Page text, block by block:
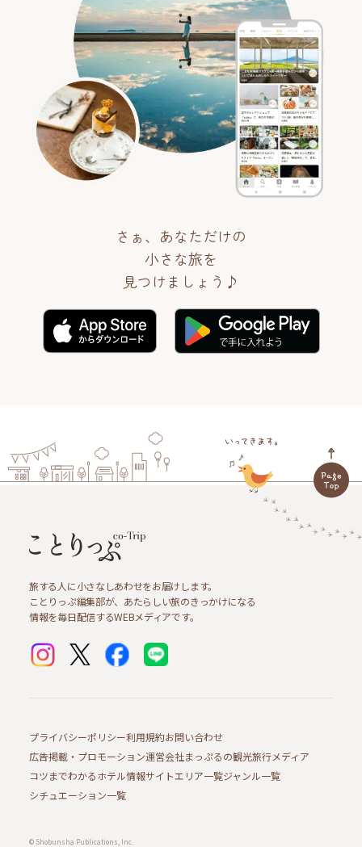
さぁ、あなただけの
小さな旅を
見つけましょう♪
旅する人に小さなしあわせをお届けします。
ことりっぷ編集部が、あたらしい旅のきっかけになる
情報を毎日配信するWEBメディアです。
プライバシーポリシー利用規約お問い合わせ
広告掲載・プロモーション運営会社まっぷるの観光旅行メディア
コツまでわかるホテル情報サイトエリア一覧ジャンル一覧
シチュエーション一覧
© Shobunsha Publications, Inc.